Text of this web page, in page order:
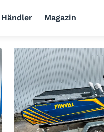
Händler Magazin